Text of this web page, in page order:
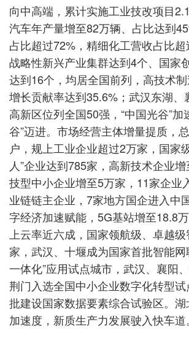
向中高端，累计实施工业技改项目
汽车年产量增至82万辆、占比达到
占比超过72%，精细化工营收占比
战略性新兴产业集群达到4个、国家
达到16个，均居全国前列，高技术
增长贡献率达到35.6%；武汉东湖、
高新区位列全国50强，“中国光谷”加
谷”迈进。市场经营主体增量提质，
户，规上工业企业超过2万家，国家
人”企业达到785家，高新技术企业
技型中小企业增至5万家，11家企业
业链链主企业，7家地方国企进入中
字经济加速赋能，5G基站增至18.8
上云率近六成，国家领航级、卓越
家，武汉、十堰成为国家首批智能网
一体化”应用试点城市，武汉、襄阳、
荆门入选全国中小企业数字化转型
批建设国家数据要素综合试验区。
加速度，新质生产力发展驶入快车道。